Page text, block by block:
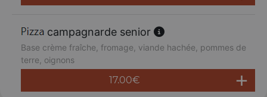
campagnarde senior
Base crème fraîche, fromage, viande hachée, pommes de
terre, oignons
17.00€